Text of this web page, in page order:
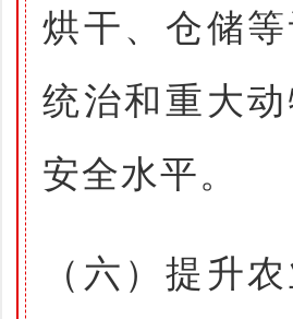
烘干、仓储
统治和重大
安全水平。
（六）提升